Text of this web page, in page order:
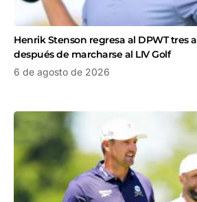
Henrik Stenson regresa al DPWT tres
después de marcharse al LIV Golf
6 de agosto de 2026